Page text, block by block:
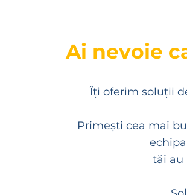
Ai nevoie
Îți oferim soluții
Primești cea mai
tăi au